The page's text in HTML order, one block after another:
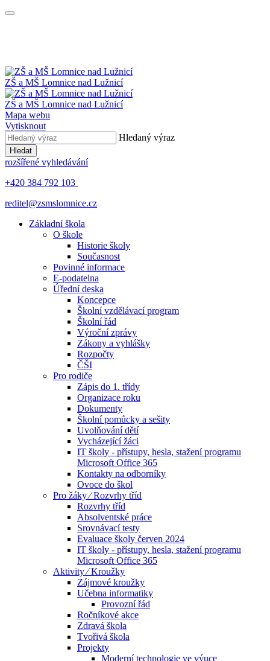
ZŠ a MŠ Lomnice nad Lužnicí
ZŠ a MŠ Lomnice nad Lužnicí
Mapa webu
Vytisknout
Hledaný výraz
Hledat
rozšířené vyhledávání
+420 384 792 103
reditel@zsmslomnice.cz
Základní škola
O škole
Historie školy
Současnost
Povinné informace
E-podatelna
Úřední deska
Koncepce
Školní vzdělávací program
Školní řád
Výroční zprávy
Zákony a vyhlášky
Rozpočty
ČŠI
Pro rodiče
Zápis do 1. třídy
Organizace roku
Dokumenty
Školní pomůcky a sešity
Uvolňování dětí
Vycházející žáci
IT školy - přístupy, hesla, stažení programu
Microsoft Office 365
Kontakty na odborníky
Ovoce do škol
Pro žáky ⁄ Rozvrhy tříd
Rozvrhy tříd
Absolventské práce
Srovnávací testy
Evaluace školy červen 2024
IT školy - přístupy, hesla, stažení programu
Microsoft Office 365
Aktivity ⁄ Kroužky
Zájmové kroužky
Učebna informatiky
Provozní řád
Ročníkové akce
Zdravá škola
Tvořivá škola
Projekty
Moderní technologie ve výuce